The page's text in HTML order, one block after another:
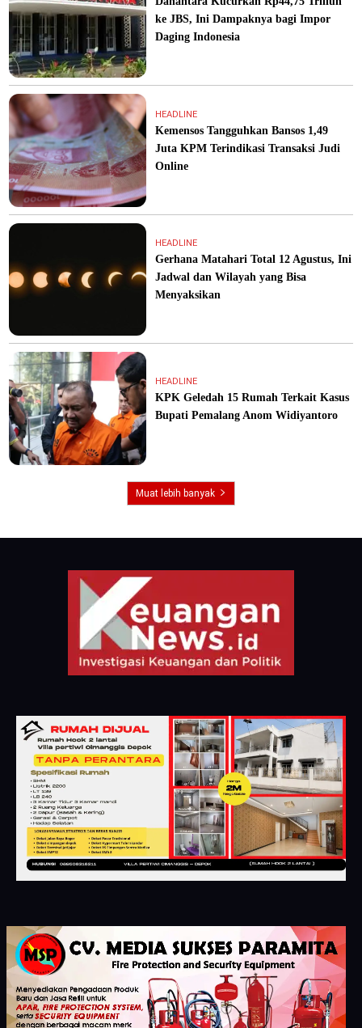
ke JBS, Ini Dampaknya bagi Impor
Daging Indonesia
HEADLINE
Kemensos Tangguhkan Bansos 1,49
Juta KPM Terindikasi Transaksi Judi
Online
HEADLINE
Gerhana Matahari Total 12 Agustus, Ini
Jadwal dan Wilayah yang Bisa
Menyaksikan
HEADLINE
KPK Geledah 15 Rumah Terkait Kasus
Bupati Pemalang Anom Widiyantoro
Muat lebih banyak